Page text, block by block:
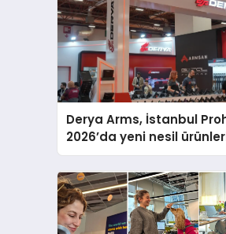
Derya Arms, İstanbul
2026’da yeni nesil
global marka vizyonunu
sergiledi